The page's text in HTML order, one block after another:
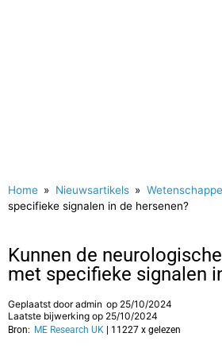
Home » Nieuwsartikels»
specifieke signalen in de hersenen?
Kunnen de
met specifieke signalen
Geplaatst dooradmin op 25/10/2024
Laatste bijwerking op 25/10/2024
Bron: ME Research UK | 11227 x gelezen